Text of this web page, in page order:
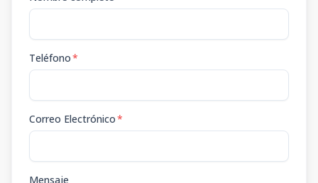
Teléfono*
Correo Electrónico*
Mensaje